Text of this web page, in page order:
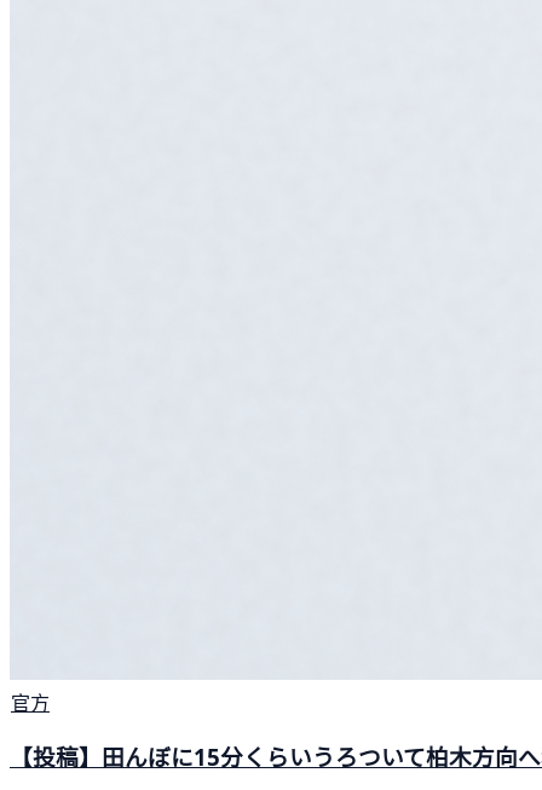
官方
【投稿】田んぼに15分くらいうろついて柏木方向